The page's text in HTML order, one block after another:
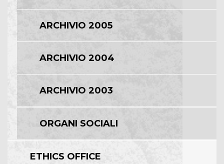
ARCHIVIO 2005
ARCHIVIO 2004
ARCHIVIO 2003
ORGANI SOCIALI
ETHICS OFFICE